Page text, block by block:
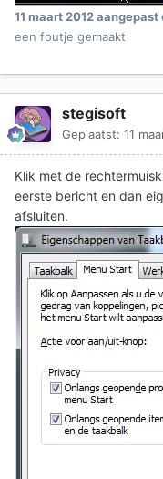
11 maart 2012aangepast
een foutje gemaakt
stegisoft
Geplaatst: 11
Klik met de
eerste bericht en dan
afsluiten.